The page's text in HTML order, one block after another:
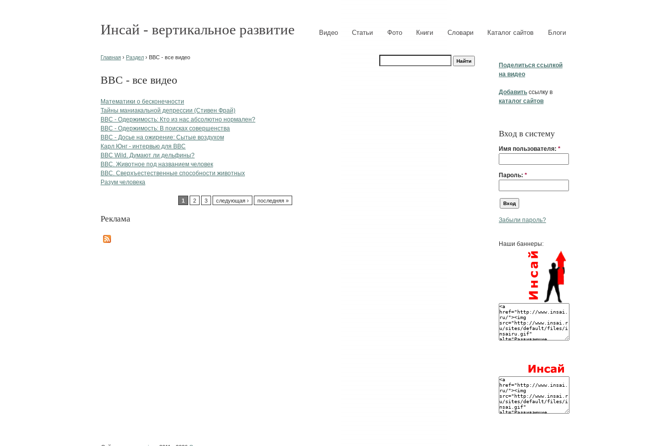
Инсай - вертикальное развитие Видео Статьи Фото Книги Словари Каталог сайтов Блоги
Поделиться ссылкой
на видео
Добавить ссылку в
каталог сайтов
Вход в систему
Имя пользователя: *
Пароль: *
Забыли пароль?
Наши баннеры:
Главная › Раздел › BBC - все видео
BBC - все видео
Математики о бесконечности
Тайны маниакальной депрессии (Стивен Фрай)
BBC - Одержимость: Кто из нас абсолютно нормален?
BBC - Одержимость: В поисках совершенства
BBC - Досье на ожирение: Сытые воздухом
Карл Юнг - интервью для BBC
BBC Wild. Думают ли дельфины?
BBC. Животное под названием человек
BBC. Сверхъестественные способности животных
Разум человека
1 2 3 следующая › последняя »
Реклама